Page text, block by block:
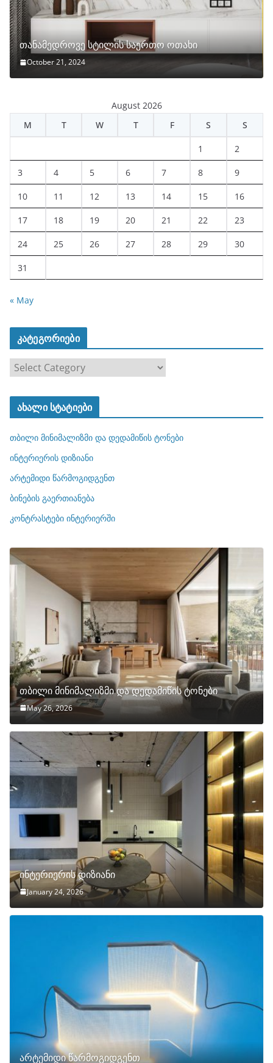
თანამედროვე სტილის საერთო ოთახი
October 21, 2024
August 2026
M
T W T F S S
1 2
3 4 5 6 7 8 9
10 11 12 13 14 15 16
17 18 19 20 21 22 23
24 25 26 27 28 29 30
31
« May
კატეგორიები
ტ
ო
რ
ბ
ი
ახალი სტატიები
თბილი მინიმალიზმი და დედამიწის ტონები
ინტერიერის დიზიანი
არტემიდი წარმოგიდგენთ
ბინების გაერთიანება
კონტრასტები ინტერიერში
თბილი მინიმალიზმი და დედამიწის ტონები
May 26, 2026
ინტერიერის დიზიანი
January 24, 2026
არტემიდი წარმოგიდგენთ